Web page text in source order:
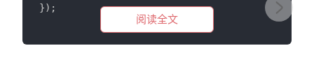
}) ;
阅读全文